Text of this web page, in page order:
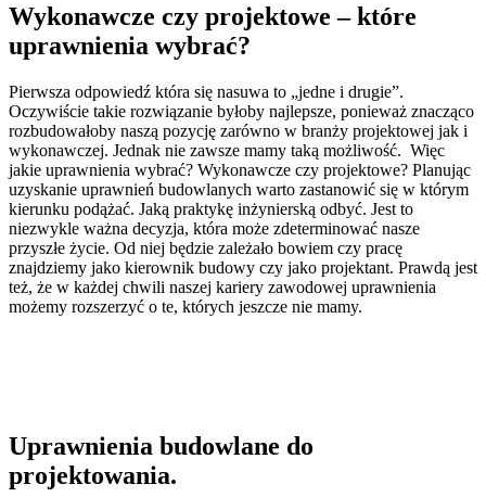
Wykonawcze czy projektowe – które
uprawnienia wybrać?
Pierwsza odpowiedź która się nasuwa to „jedne i drugie”.
Oczywiście takie rozwiązanie byłoby najlepsze, ponieważ znacząco
rozbudowałoby naszą pozycję zarówno w branży projektowej jak i
wykonawczej. Jednak nie zawsze mamy taką możliwość. Więc
jakie uprawnienia wybrać? Wykonawcze czy projektowe? Planując
uzyskanie uprawnień budowlanych warto zastanowić się w którym
kierunku podążać. Jaką praktykę inżynierską odbyć. Jest to
niezwykle ważna decyzja, która może zdeterminować nasze
przyszłe życie. Od niej będzie zależało bowiem czy pracę
znajdziemy jako kierownik budowy czy jako projektant. Prawdą jest
też, że w każdej chwili naszej kariery zawodowej uprawnienia
możemy rozszerzyć o te, których jeszcze nie mamy.
Uprawnienia budowlane do
projektowania.